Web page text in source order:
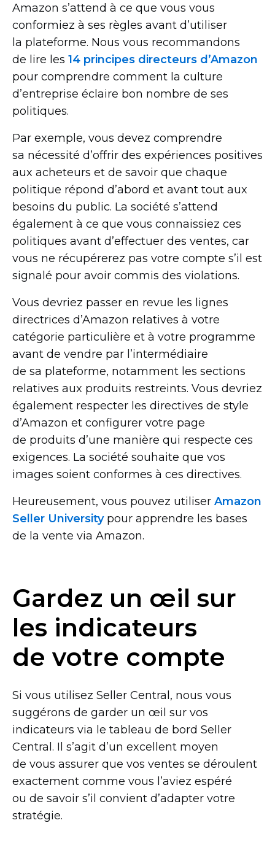
Amazon s’attend à ce que vous vous
conformiez à ses règles avant d’utiliser
la plateforme. Nous vous recommandons
de lire les 14 principes directeurs d’Amazon
pour comprendre comment la culture
d’entreprise éclaire bon nombre de ses
politiques.
Par exemple, vous devez comprendre
sa nécessité d’offrir des expériences positives
aux acheteurs et de savoir que chaque
politique répond d’abord et avant tout aux
besoins du public. La société s’attend
également à ce que vous connaissiez ces
politiques avant d’effectuer des ventes, car
vous ne récupérerez pas votre compte s’il est
signalé pour avoir commis des violations.
Vous devriez passer en revue les lignes
directrices d’Amazon relatives à votre
catégorie particulière et à votre programme
avant de vendre par l’intermédiaire
de sa plateforme, notamment les sections
relatives aux produits restreints. Vous devriez
également respecter les directives de style
d’Amazon et configurer votre page
de produits d’une manière qui respecte ces
exigences. La société souhaite que vos
images soient conformes à ces directives.
Heureusement, vous pouvez utiliser Amazon
Seller Universitypour apprendre les bases
de la vente via Amazon.
Gardez un œil sur
les indicateurs
de votre compte
Si vous utilisez Seller Central, nous vous
suggérons de garder un œil sur vos
indicateurs via le tableau de bord Seller
Central. Il s’agit d’un excellent moyen
de vous assurer que vos ventes se déroulent
exactement comme vous l’aviez espéré
ou de savoir s’il convient d’adapter votre
stratégie.